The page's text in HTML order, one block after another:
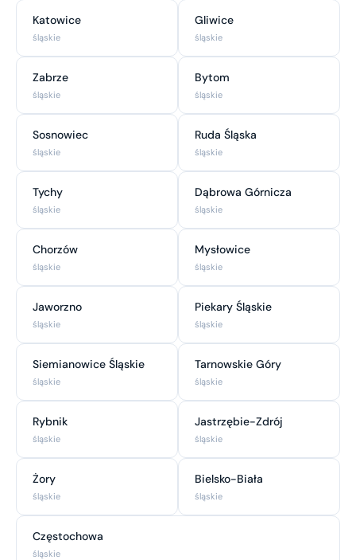
Katowice
śląskie
Gliwice
śląskie
Zabrze
śląskie
Bytom
śląskie
Sosnowiec
śląskie
Ruda Śląska
śląskie
Tychy
śląskie
Dąbrowa Górnicza
śląskie
Chorzów
śląskie
Mysłowice
śląskie
Jaworzno
śląskie
Piekary Śląskie
śląskie
Siemianowice Śląskie
śląskie
Tarnowskie Góry
śląskie
Rybnik
śląskie
Jastrzębie-Zdrój
śląskie
Żory
śląskie
Bielsko-Biała
śląskie
Częstochowa
śląskie